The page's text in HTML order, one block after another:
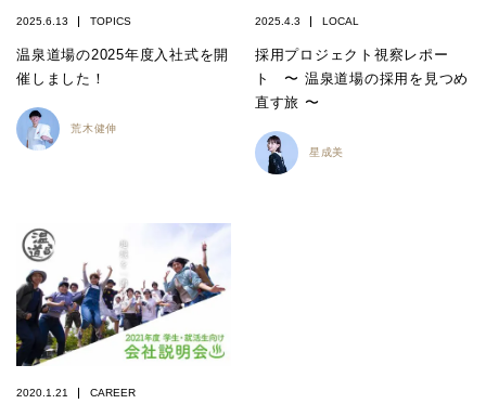
2025.6.13 TOPICS
温泉道場の2025年度入社式を開
催しました！
荒木健伸
2025.4.3 LOCAL
採用プロジェクト視察レポー
ト 〜 温泉道場の採用を見つめ
直す旅 〜
星成美
2020.1.21 CAREER